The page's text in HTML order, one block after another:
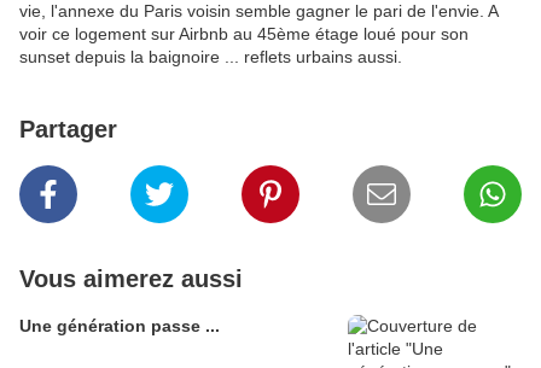
vie, l'annexe du Paris voisin semble gagner le pari de l'envie. A
voir ce logement sur Airbnb au 45ème étage loué pour son
sunset depuis la baignoire ... reflets urbains aussi.
Partager
Vous aimerez aussi
Une génération passe ...